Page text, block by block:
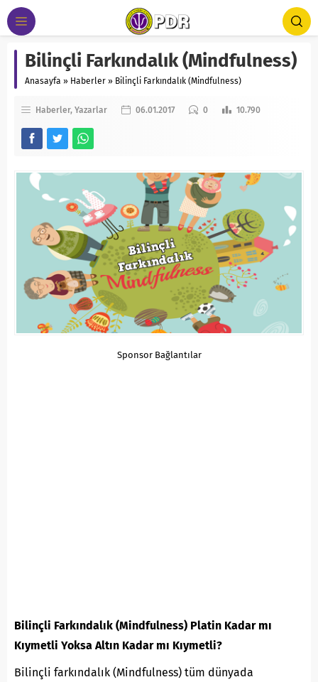
Bilinçli Farkındalık (Mindfulness)
Anasayfa » Haberler » Bilinçli Farkındalık (Mindfulness)
Haberler Yazarlar 06.01.2017 0 10.790
Sponsor Bağlantılar
Bilinçli Farkındalık (Mindfulness) Platin Kadar mı
Kıymetli Yoksa Altın Kadar mı Kıymetli?
Bilinçli farkındalık (Mindfulness) tüm dünyada